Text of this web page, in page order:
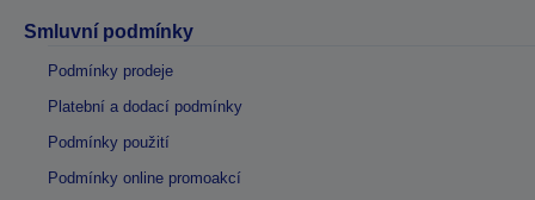
Smluvní podmínky
Podmínky prodeje
Platební a dodací podmínky
Podmínky použití
Podmínky online promoakcí